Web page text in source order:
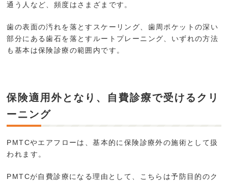
通う人など、頻度はさまざまです。
歯の表面の汚れを落とすスケーリング、歯周ポケットの深い
部分にある歯石を落とすルートプレーニング、いずれの方法
も基本は保険診療の範囲内です。
保険適用外となり、自費診療で受けるクリ
ーニング
PMTCやエアフローは、基本的に保険診療外の施術として扱
われます。
PMTCが自費診療になる理由として、こちらは予防目的のク